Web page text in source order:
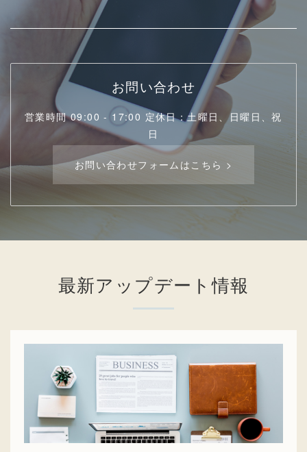
お問い合わせ
営業時間 09:00 - 17:00 定休日：土曜日、日曜日、祝
日
お問い合わせフォームはこちら >
最新アップデート情報